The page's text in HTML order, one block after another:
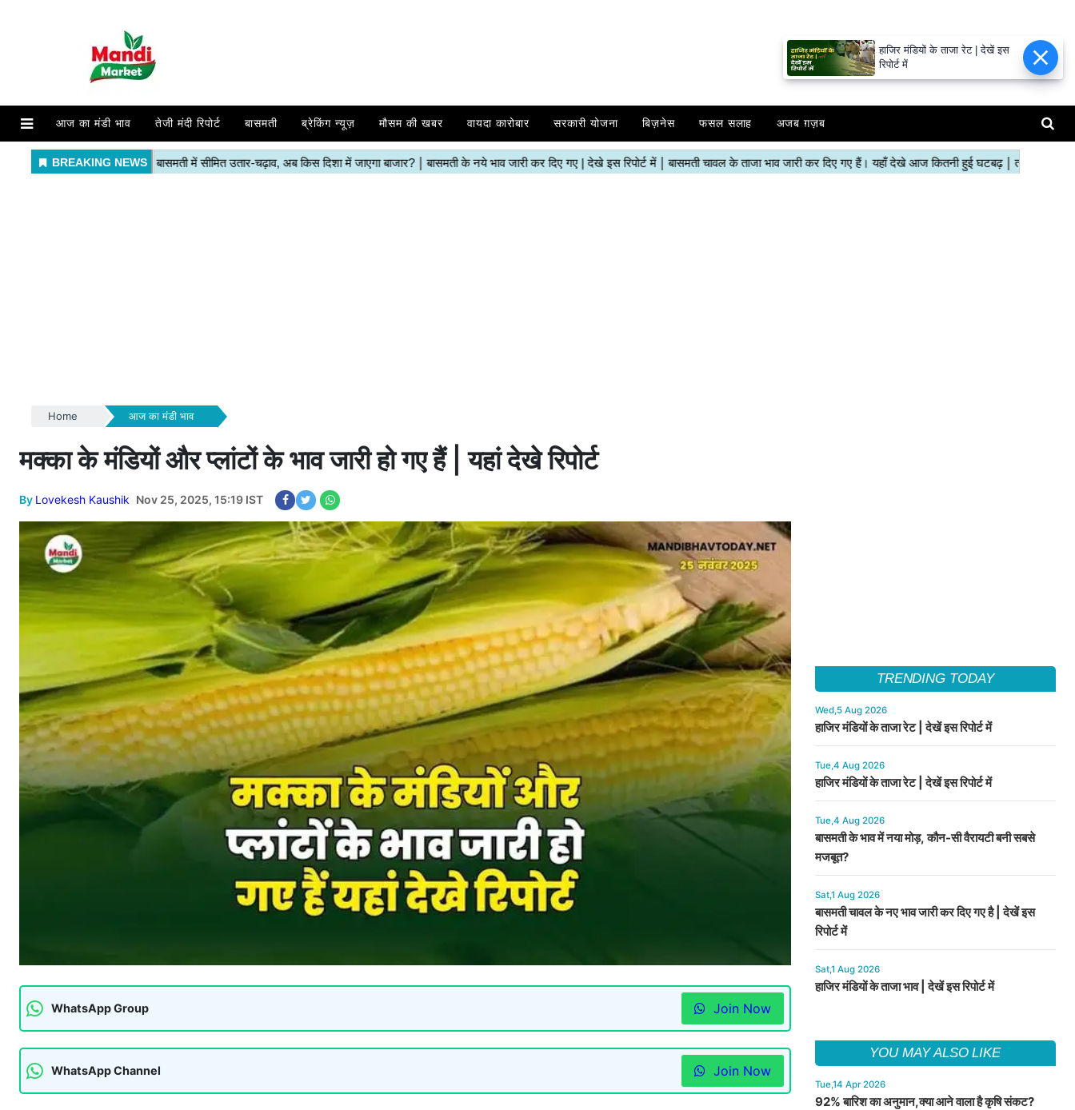
आज का मंडी भाव तेजी मंदी रिपोर्ट बासमती ब्रेकिंग न्यूज़ मौसम की खबर वायदा कारोबार सरकारी योजना बिज़नेस फसल सलाह अजब ग़ज़ब
Home आज का मंडी भाव
मक्का के मंडियों और प्लांटों के भाव जारी हो गए हैं | यहां देखे रिपोर्ट
By Lovekesh Kaushik Nov 25, 2025, 15:19 IST
WhatsApp Group Join Now
WhatsApp Channel Join Now
TRENDING TODAY
Wed,5 Aug 2026
हाजिर मंडियों के ताजा रेट | देखें इस रिपोर्ट में
Tue,4 Aug 2026
हाजिर मंडियों के ताजा रेट | देखें इस रिपोर्ट में
Tue,4 Aug 2026
बासमती के भाव में नया मोड़, कौन-सी वैरायटी बनी सबसे
मजबूत?
Sat,1 Aug 2026
बासमती चावल के नए भाव जारी कर दिए गए है | देखें इस
रिपोर्ट में
Sat,1 Aug 2026
हाजिर मंडियों के ताजा भाव | देखें इस रिपोर्ट में
YOU MAY ALSO LIKE
Tue,14 Apr 2026
92% बारिश का अनुमान,क्या आने वाला है कृषि संकट?
हाजिर मंडियों के ताजा रेट | देखें इस
रिपोर्ट में